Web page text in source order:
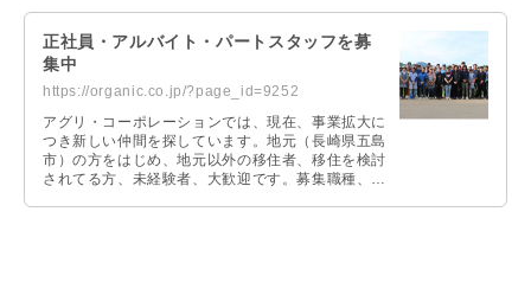
ズ」なのです。
正社員・アルバイト・パートスタッフを募
集中
https://organic.co.jp/?page_id=9252
アグリ・コーポレーションでは、現在、事業拡大に
つき新しい仲間を探しています。地元（長崎県五島
市）の方をはじめ、地元以外の移住者、移住を検討
されてる方、未経験者、大歓迎です。募集職種、ご